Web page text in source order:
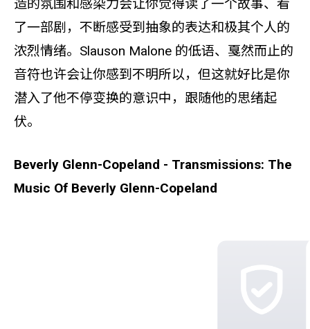
造的氛围和感染力会让你觉得读了一个故事、看
了一部剧，不断感受到抽象的表达和极其个人的
浓烈情绪。Slauson Malone 的低语、戛然而止的
音符也许会让你感到不明所以，但这就好比是你
潜入了他不停变换的意识中，跟随他的思绪起
伏。
Beverly Glenn-Copeland - Transmissions: The
Music Of Beverly Glenn-Copeland